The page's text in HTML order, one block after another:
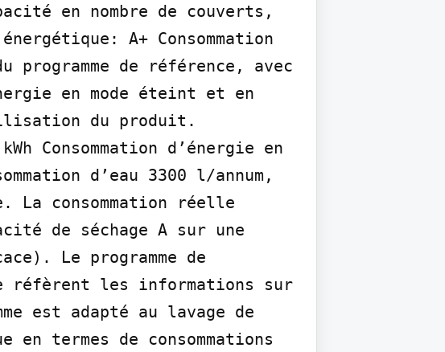
en nombre de couverts,
A+ Consommation
programme de référence, avec
en mode éteint et en
du produit.
Consommation d’énergie en
d’eau 3300 l/annum,
La consommation réelle
de séchage A sur une
Le programme de
réfèrent les informations sur
est adapté au lavage de
termes de consommations